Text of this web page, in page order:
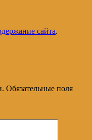
сайта.
Обязательные поля